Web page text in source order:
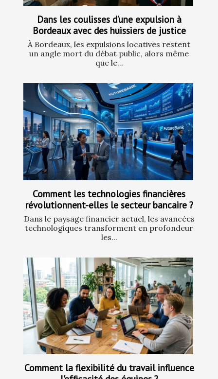
Dans les coulisses d’une expulsion à
Bordeaux avec des huissiers de justice
À Bordeaux, les expulsions locatives restent
un angle mort du débat public, alors même
que le...
Comment les technologies financières
révolutionnent-elles le secteur bancaire ?
Dans le paysage financier actuel, les avancées
technologiques transforment en profondeur
les...
Comment la flexibilité du travail influence